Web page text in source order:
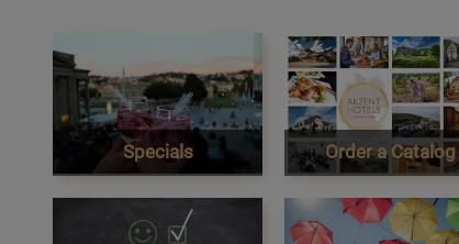
Specials Order a Catalog